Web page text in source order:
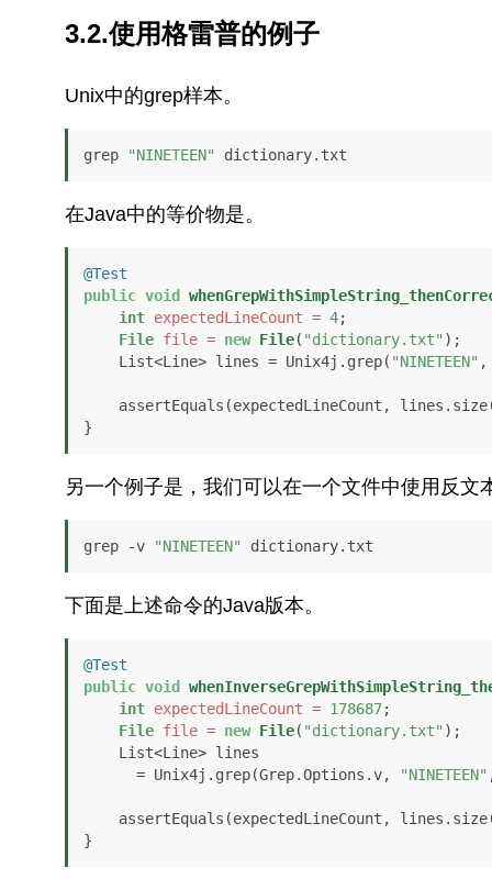
3.2.使用格雷普的例子
Unix中的grep样本。
grep "NINETEEN"
在Java中的等价物是。
@Test
public void
int expectedLineCount = 4;
File file = new File( "dictionary.txt" );
    List<Line> lines = Unix4j.grep(
"NINETEEN" ,
另一个例子是，我们可以在一个文件中使用反
grep -v "NINETEEN"
下面是上述命令的Java版本。
@Test
public void
int expectedLineCount = 178687;
File file = new File( "dictionary.txt" );
      = Unix4j.grep(Grep.Options.v,
"NINETEEN"